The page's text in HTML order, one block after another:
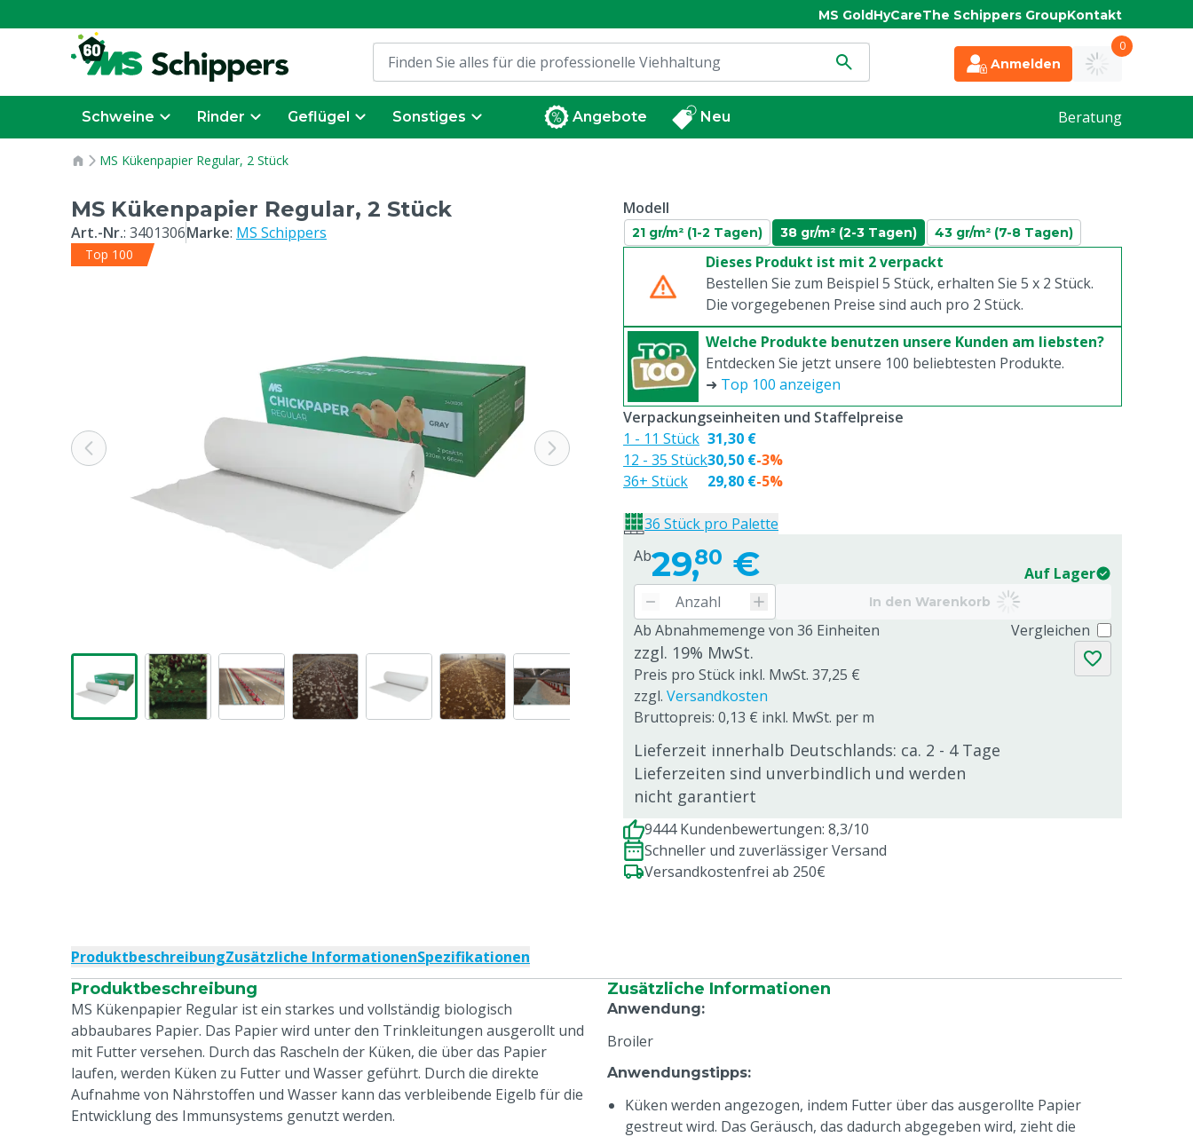
MS GoldHyCareThe Schippers GroupKontakt
Anmelden
0
Schweine Rinder Geflügel Sonstiges Angebote Neu Beratung
MS Kükenpapier Regular, 2 Stück
MS Kükenpapier Regular, 2 Stück
Art.-Nr.: 3401306Marke: MS Schippers
Top 100
Modell
21 gr/m² (1-2 Tagen) 38 gr/m² (2-3 Tagen) 43 gr/m² (7-8 Tagen)
Dieses Produkt ist mit 2 verpackt
Bestellen Sie zum Beispiel 5 Stück, erhalten Sie 5 x 2 Stück.
Die vorgegebenen Preise sind auch pro 2 Stück.
Welche Produkte benutzen unsere Kunden am liebsten?
Entdecken Sie jetzt unsere 100 beliebtesten Produkte.
➜ Top 100 anzeigen
Ab29,80 € Auf Lager
In den Warenkorb
Ab Abnahmemenge von 36 Einheiten
zzgl. 19% MwSt.
Preis pro Stück inkl. MwSt. 37,25 €
zzgl. Versandkosten
Bruttopreis: 0,13 € inkl. MwSt. per m
Lieferzeit innerhalb Deutschlands: ca. 2 - 4 Tage
Lieferzeiten sind unverbindlich und werden
nicht garantiert
Vergleichen
Verpackungseinheiten und Staffelpreise
1 - 11 Stück
12 - 35 Stück
36+ Stück
31,30 €
30,50 €
29,80 €
-3%
-5%
36 Stück pro Palette
9444 Kundenbewertungen: 8,3/10
Schneller und zuverlässiger Versand
Versandkostenfrei ab 250€
ProduktbeschreibungZusätzliche InformationenSpezifikationen
Produktbeschreibung
MS Kükenpapier Regular ist ein starkes und vollständig biologisch
abbaubares Papier. Das Papier wird unter den Trinkleitungen ausgerollt und
mit Futter versehen. Durch das Rascheln der Küken, die über das Papier
laufen, werden Küken zu Futter und Wasser geführt. Durch die direkte
Aufnahme von Nährstoffen und Wasser kann das verbleibende Eigelb für die
Entwicklung des Immunsystems genutzt werden.
Zusätzliche Informationen
Anwendung:
Broiler
Anwendungstipps:
Küken werden angezogen, indem Futter über das ausgerollte Papier
gestreut wird. Das Geräusch, das dadurch abgegeben wird, zieht die